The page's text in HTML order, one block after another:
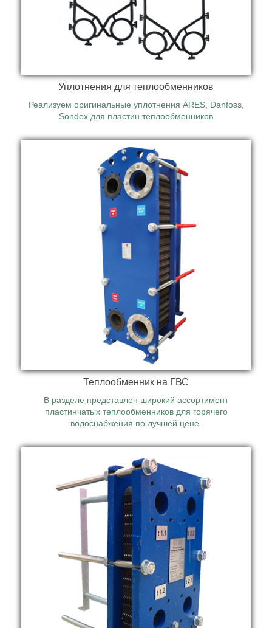
Уплотнения для теплообменников
Реализуем оригинальные уплотнения ARES, Danfoss,
Sondex для пластин теплообменников
В разделе представлен широкий ассортимент
пластинчатых теплообменников для горячего
водоснабжения по лучшей цене.
Теплообменник на ГВС
В разделе представлен широкий ассортимент
пластинчатых теплообменников для горячего
водоснабжения по лучшей цене.
В наличии теплообменники на отопление и
вентиляцию высокого качества с доставкой по всему
Казахстану.
К заказу доступны расширительные мембранные